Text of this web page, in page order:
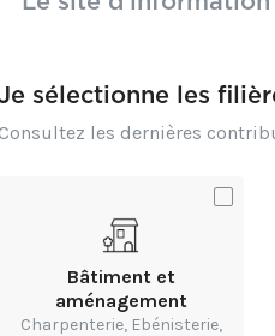
https://
prennent-leurs-
sélectionne les
Consultez les dernières
Bâtiment et
aménagement
Charpenterie, Ebénisterie,